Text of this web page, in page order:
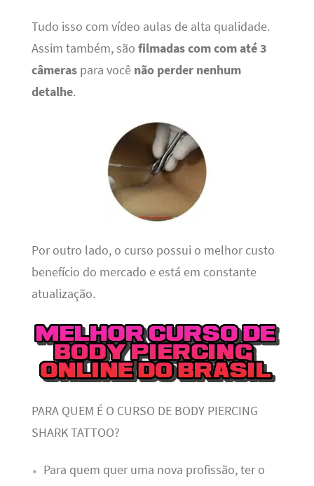
Tudo isso com vídeo aulas de alta qualidade.
Assim também, são filmadas com com até 3
câmeraspara você não perder nenhum
detalhe.
Por outro lado, o curso possui o melhor custo
benefício do mercado e está em constante
atualização.
PARA QUEM É O CURSO DE BODY PIERCING
SHARK TATTOO?
Para quem quer uma nova profissão, ter o